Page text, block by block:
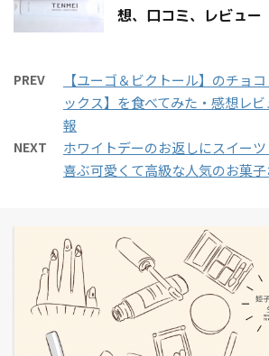
想、口コミ、レビュー
PREV
【ユーゴ＆ビクトール】のチョ
ックス】を食べてみた・感想レ
報
NEXT
ホワイトデーのお返しにスイー
喜ぶ可愛くて高級な人気のお菓